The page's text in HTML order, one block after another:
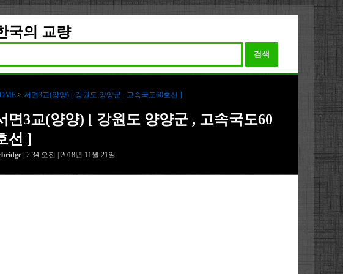
국의 교량
검색
> 서면3교(양양) [ 강원도 양양군 , 고속국도60호선 ]
면3교(양양) [ 강원도 양양군 , 고속국도60
선 ]
| 2:34 오전 | 2018년 11월 21일